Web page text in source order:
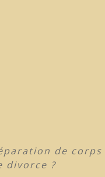
de corps
divorce ?